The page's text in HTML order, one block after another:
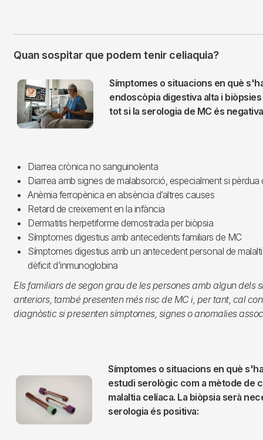
Quan sospitar que podem tenir celiaquia?
Imagen
Símptomes o situacions en què
endoscòpia digestiva alta i
tot si la serologia de MC és
Diarrea crònica no sanguinolenta
Diarrea amb signes de malabsorció, especialment si
Anèmia ferropènica en absència d’altres causes
Retard de creixement en la infància
Dermatitis herpetiforme demostrada per biòpsia
Símptomes digestius amb antecedents familiars de MC
Símptomes digestius amb un antecedent personal de
dèficit d’inmunoglobina
Els familiars de segon grau de les persones amb algun dels
anteriors, també presenten més risc de MC i, per tant, cal
diagnòstic si presenten símptomes, signes o anomalies
Imagen
Símptomes o situacions en què
estudi serològic com a mètode de
malaltia celíaca. La biòpsia serà
serologia és positiva: